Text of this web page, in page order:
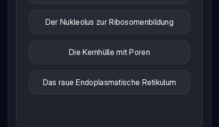
Der Nukleolus zur Ribosomenbildung
Die Kernhülle mit Poren
Das raue Endoplasmatische Retikulum